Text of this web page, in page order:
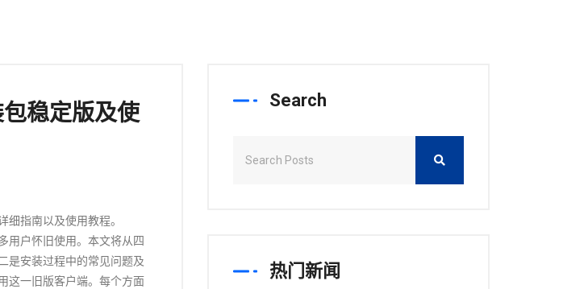
稳定版及使
指南以及使用教程。
用户怀旧使用。本文将从四
是安装过程中的常见问题及
这一旧版客户端。每个方面
Search
热门新闻